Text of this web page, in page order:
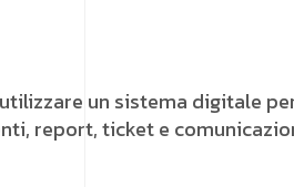
un sistema digitale
report, ticket e